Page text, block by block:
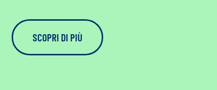
SCOPRI DI PIÙ